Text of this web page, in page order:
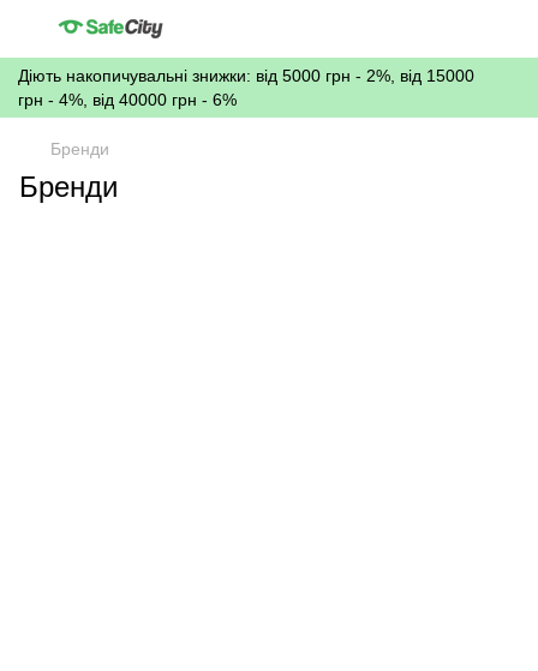
Діють накопичувальні знижки: від 5000 грн - 2%, від 15000
грн - 4%, від 40000 грн - 6%
Бренди
Бренди